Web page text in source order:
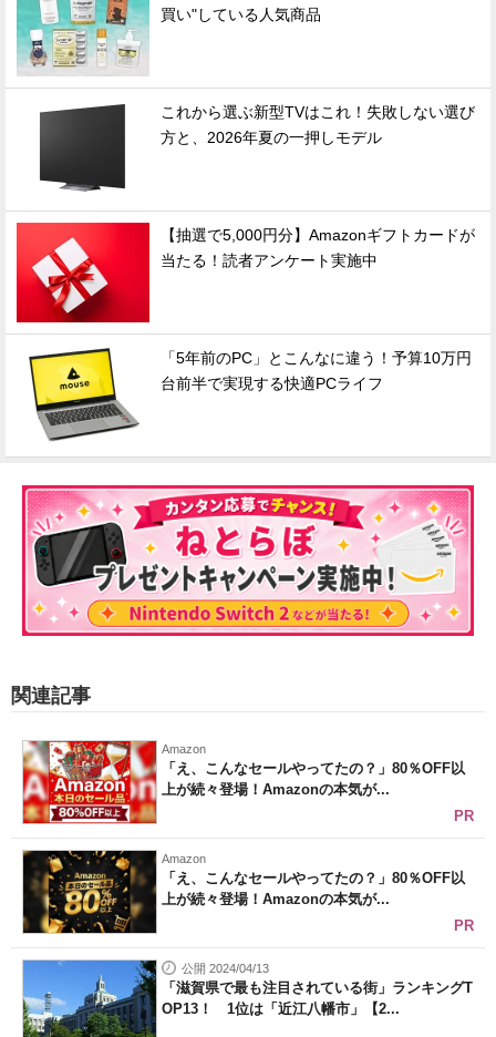
買い"している人気商品
これから選ぶ新型TVはこれ！失敗しない選び
方と、2026年夏の一押しモデル
【抽選で5,000円分】Amazonギフトカードが
当たる！読者アンケート実施中
「5年前のPC」とこんなに違う！予算10万円
台前半で実現する快適PCライフ
関連記事
Amazon
「え、こんなセールやってたの？」80％OFF以
上が続々登場！Amazonの本気が...
PR
Amazon
「え、こんなセールやってたの？」80％OFF以
上が続々登場！Amazonの本気が...
PR
公開 2024/04/13
「滋賀県で最も注目されている街」ランキングT
OP13！ 1位は「近江八幡市」【2...